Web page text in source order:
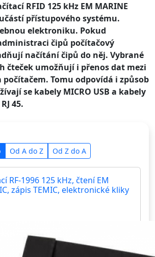
RFID 125 kHz EM MARINE
přístupového systému.
elektroniku. Pokud
čipů počítačový
načítání čipů do něj. Vybrané
čteček umožňují i přenos dat mezi
Tomu odpovídá i způsob
se kabely MICRO USB a kabely
45.
Od A do Z Od Z do A
RF-1996 125 kHz, čtení EM
zápis TEMIC, elektronické kliky